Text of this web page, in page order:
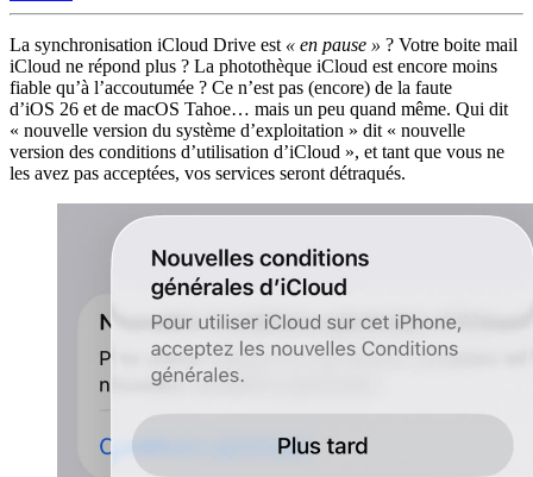
La synchronisation iCloud Drive est « en pause » ? Votre boite mail
iCloud ne répond plus ? La photothèque iCloud est encore moins
fiable qu’à l’accoutumée ? Ce n’est pas (encore) de la faute
d’iOS 26 et de macOS Tahoe… mais un peu quand même. Qui dit
« nouvelle version du système d’exploitation » dit « nouvelle
version des conditions d’utilisation d’iCloud », et tant que vous ne
les avez pas acceptées, vos services seront détraqués.